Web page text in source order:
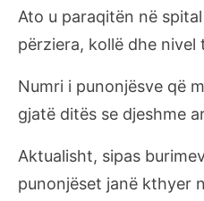
Ato u paraqitën në
përziera, kollë dhe nivel
Numri i punonjësve që
gjatë ditës se djeshme
Aktualisht, sipas
punonjëset janë kthyer